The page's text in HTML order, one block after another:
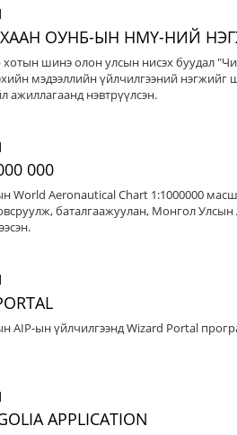
ОУНБ-ЫН НМҮ-НИЙ
хотын шинэ олон улсын нисэх буудал
мэдээллийн үйлчилгээний нэгжийг
ажиллагаанд нэвтрүүлсэн.
000
World Aeronautical Chart 1:1000000
баталгаажуулан, Монгол Улсын
AIP-ын үйлчилгээнд Wizard Portal
APPLICATION